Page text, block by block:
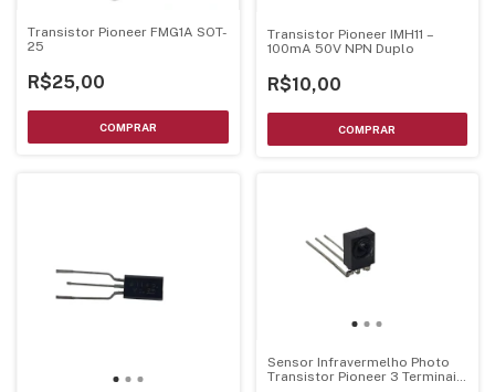
Transistor Pioneer FMG1A SOT-
25
R$25,00
Transistor Pioneer IMH11 –
100mA 50V NPN Duplo
R$10,00
Sensor Infravermelho Photo
Transistor Pioneer 3 Terminais